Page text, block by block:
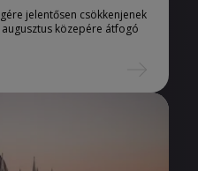
jelentősen csökkenjenek
közepére átfogó